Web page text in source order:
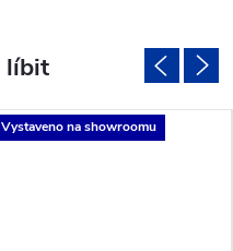
Vystaveno na showroomu